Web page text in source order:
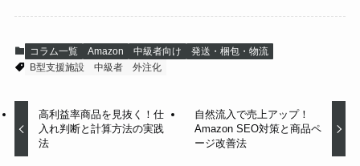
コラム一覧 Amazon 中級者向け
発送・梱包・物流
B型支援施設
中級者 外注化
高利益率商品を見抜く！仕
入れ判断と計算方法の実践
法
自然流入で売上アップ！
Amazon SEO対策と商品ペ
ージ改善法